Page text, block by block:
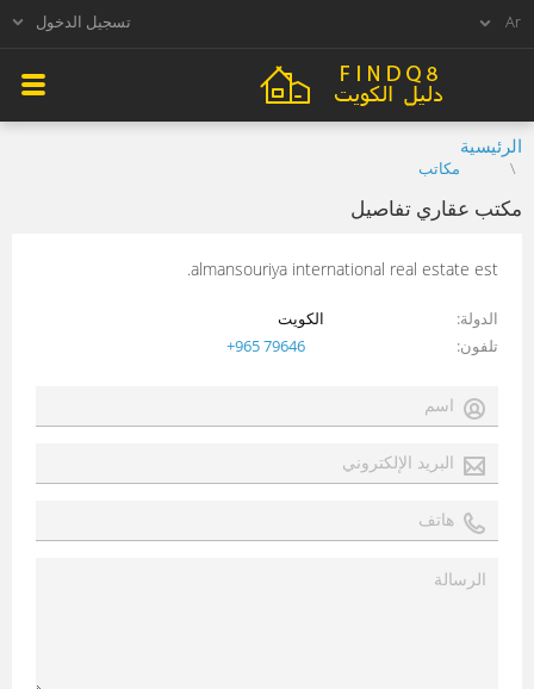
تسجيل الدخول
الرئيسية
مكاتب
مكتب عقاري تفاصيل
almansouriya international real estate est.
الدولة
الكويت
تلفون
+965 79646